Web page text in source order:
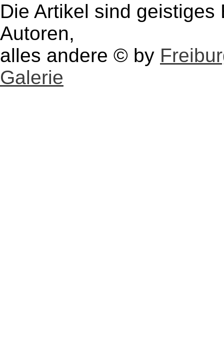
Die Artikel sind
Autoren,
alles andere © by
Galerie